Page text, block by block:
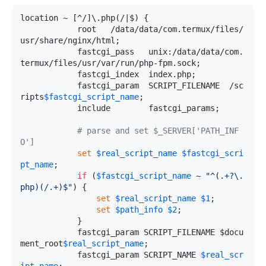
location ~ [^/]\.php(/|$) {
usr/share/nginx/html;
termux/files/usr/var/run/php-fpm.sock;
ripts$fastcgi_script_name;
# parse and set $_SERVER['PATH_INF
O']
set
$real_script_name $fastcgi_scri
pt_name;
if ($fastcgi_script_name ~
"^(.+?\.
php)(/.+)$") {
set
$real_script_name $1 ;
set
$path_info $2;
ment_root$real_script_name;
            fastcgi_param SCRIPT_NAME
$real_scr